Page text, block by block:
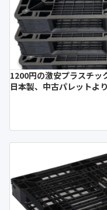
1200円の激安プラスチッ
日本製、中古パレットよ